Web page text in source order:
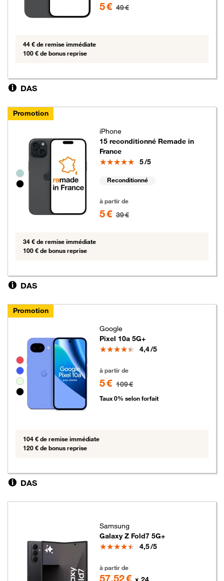
5 € 49 €
44 € de remise immédiate
100 € de bonus reprise
DAS
Promotion
Groupe de couleurs disponibles non sélectionnables
iPhone
15 reconditionné Remade in
France
Note
5/5
Reconditionné
à partir de
5 € 39 €
34 € de remise immédiate
100 € de bonus reprise
DAS
Promotion
Groupe de couleurs disponibles non sélectionnables
Google
Pixel 10a 5G+
Note
4,4/5
à partir de
5 € 109 €
Taux 0% selon forfait
104 € de remise immédiate
120 € de bonus reprise
DAS
Samsung
Galaxy Z Fold7 5G+
Note
4,5/5
à partir de
57,52 € x 24